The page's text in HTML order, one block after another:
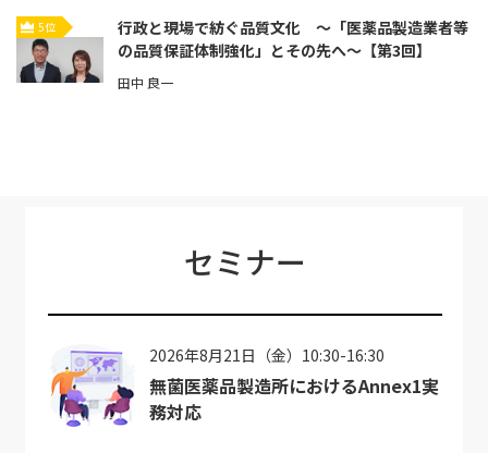
5位
行政と現場で紡ぐ品質文化 ～「医薬品製造業者等
の品質保証体制強化」とその先へ～【第3回】
田中 良一
セミナー
2026年8月21日（金）10:30-16:30
無菌医薬品製造所におけるAnnex1実
務対応